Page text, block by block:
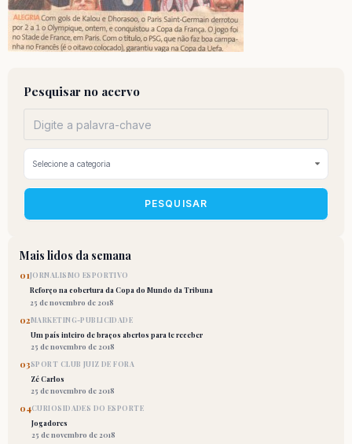
Pesquisar no acervo
PESQUISAR
Mais lidos da semana
01 JORNALISMO ESPORTIVO
Reforço na cobertura da Copa do Mundo da Tribuna
25 de novembro de 2018
02MARKETING-PUBLICIDADE
Um país inteiro de braços abertos para te receber
25 de novembro de 2018
03SPORT CLUB JUIZ DE FORA
Zé Carlos
25 de novembro de 2018
04CURIOSIDADES DO ESPORTE
Jogadores
25 de novembro de 2018